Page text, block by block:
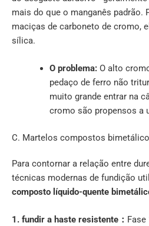
mais do que o manganês padrão.
maciças de carboneto de cromo,
sílica.
O problema:O alto
pedaço de ferro não
muito grande entrar na
cromo são propensos a
C. Martelos compostos
Para contornar a relação entre
técnicas modernas de fundição
composto líquido-quente
1. fundir a haste resistente： Fase